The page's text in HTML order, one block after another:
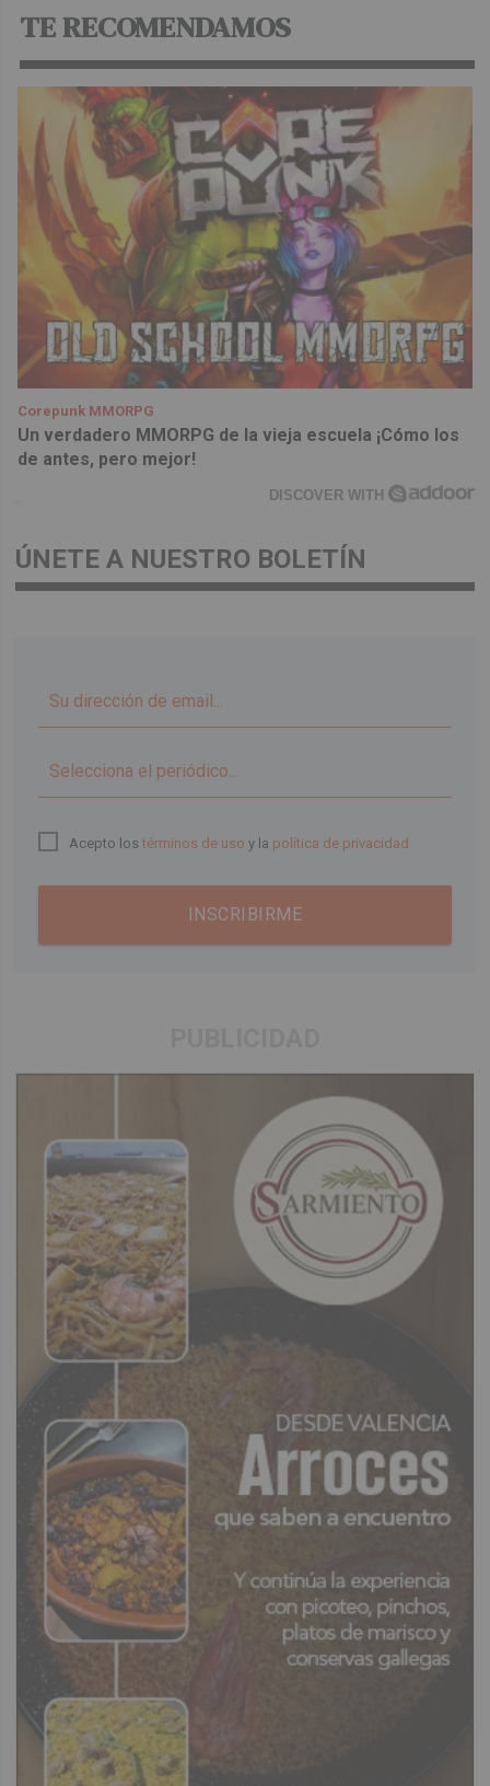
TE RECOMENDAMOS
Corepunk MMORPG
Un verdadero MMORPG de la vieja escuela ¡Cómo los
de antes, pero mejor!
DISCOVER WITH
ÚNETE A NUESTRO BOLETÍN
Acepto lostérminos de uso y la política de privacidad
INSCRIBIRME